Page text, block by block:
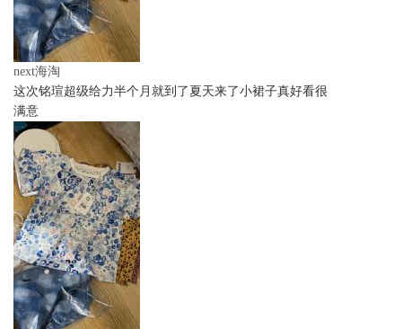
next海淘
这次铭瑄超级给力半个月就到了夏天来了小裙子真好看很
满意